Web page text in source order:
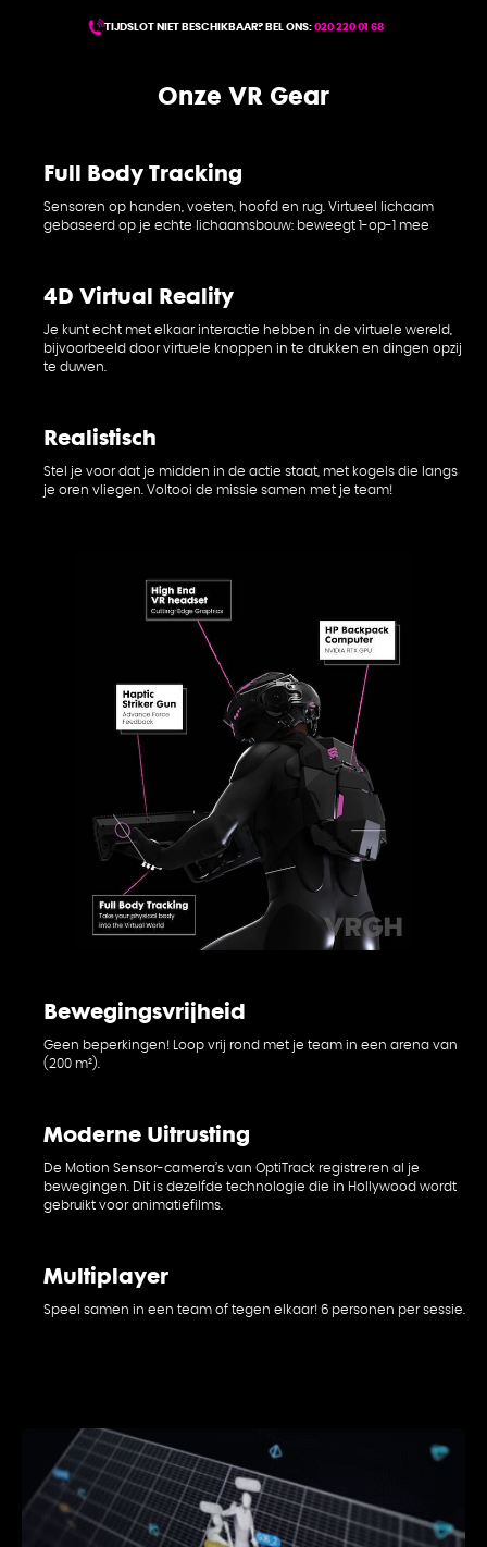
TIJDSLOT NIET BESCHIKBAAR? BEL ONS: 020 220 01 68
Onze VR Gear
Full Body Tracking
Sensoren op handen, voeten, hoofd en rug. Virtueel lichaam
gebaseerd op je echte lichaamsbouw: beweegt 1-op-1 mee
4D Virtual Reality
Je kunt echt met elkaar interactie hebben in de virtuele wereld,
bijvoorbeeld door virtuele knoppen in te drukken en dingen opzij
te duwen.
Realistisch
Stel je voor dat je midden in de actie staat, met kogels die langs
je oren vliegen. Voltooi de missie samen met je team!
Bewegingsvrijheid
Geen beperkingen! Loop vrij rond met je team in een arena van
(200 m²).
Moderne Uitrusting
De Motion Sensor-camera’s van OptiTrack registreren al je
bewegingen. Dit is dezelfde technologie die in Hollywood wordt
gebruikt voor animatiefilms.
Multiplayer
Speel samen in een team of tegen elkaar! 6 personen per sessie.